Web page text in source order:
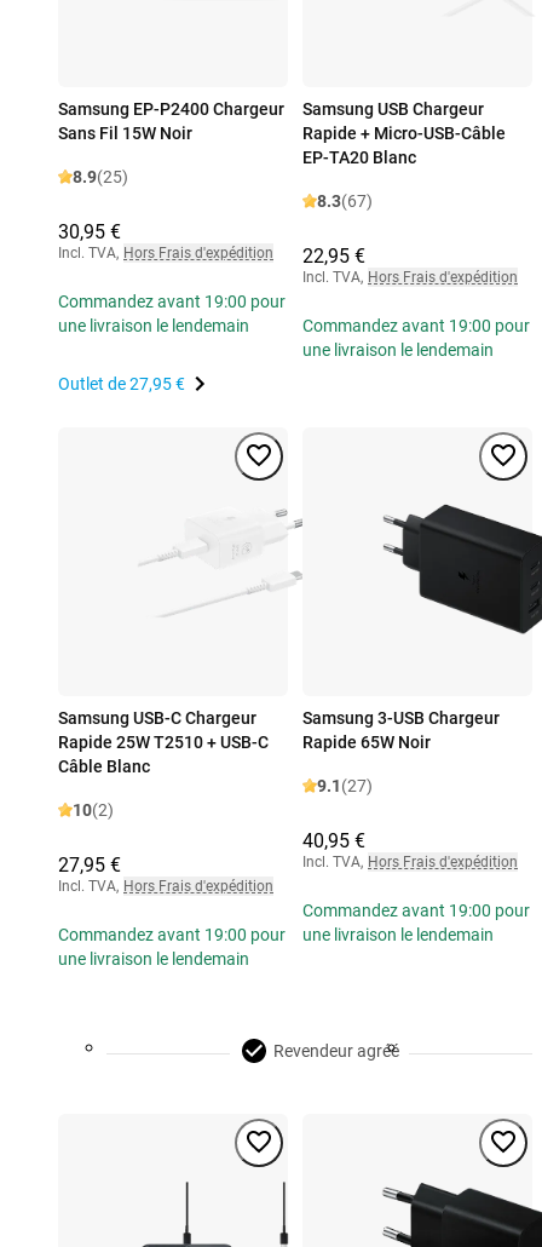
Samsung EP-P2400 Chargeur
Sans Fil 15W Noir
8.9(25)
30,95 €
Incl. TVA, Hors Frais d'expédition
Commandez avant 19:00 pour
une livraison le lendemain
Outlet de27,95 €
Samsung USB Chargeur
Rapide + Micro-USB-Câble
EP-TA20 Blanc
8.3(67)
22,95 €
Incl. TVA, Hors Frais d'expédition
Commandez avant 19:00 pour
une livraison le lendemain
Samsung USB-C Chargeur
Rapide 25W T2510 + USB-C
Câble Blanc
10(2)
27,95 €
Incl. TVA, Hors Frais d'expédition
Commandez avant 19:00 pour
une livraison le lendemain
Samsung 3-USB Chargeur
Rapide 65W Noir
9.1(27)
40,95 €
Incl. TVA, Hors Frais d'expédition
Commandez avant 19:00 pour
une livraison le lendemain
Revendeur agréé